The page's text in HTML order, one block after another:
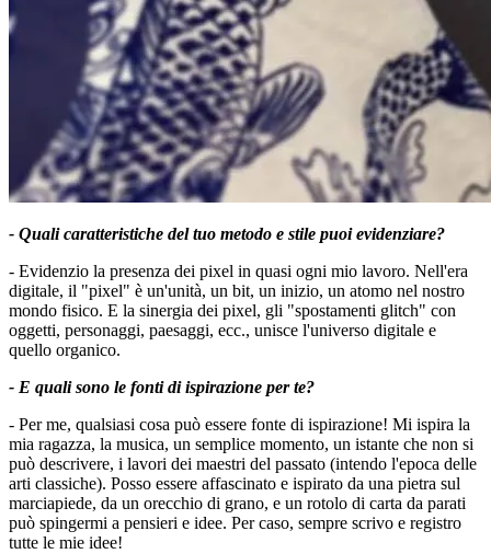
- Quali caratteristiche del tuo metodo e stile puoi evidenziare?
- Evidenzio la presenza dei pixel in quasi ogni mio lavoro. Nell'era
digitale, il "pixel" è un'unità, un bit, un inizio, un atomo nel nostro
mondo fisico. E la sinergia dei pixel, gli "spostamenti glitch" con
oggetti, personaggi, paesaggi, ecc., unisce l'universo digitale e
quello organico.
- E quali sono le fonti di ispirazione per te?
- Per me, qualsiasi cosa può essere fonte di ispirazione! Mi ispira la
mia ragazza, la musica, un semplice momento, un istante che non si
può descrivere, i lavori dei maestri del passato (intendo l'epoca delle
arti classiche). Posso essere affascinato e ispirato da una pietra sul
marciapiede, da un orecchio di grano, e un rotolo di carta da parati
può spingermi a pensieri e idee. Per caso, sempre scrivo e registro
tutte le mie idee!